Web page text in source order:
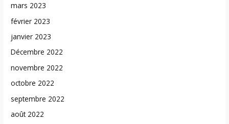
mars 2023
février 2023
janvier 2023
Décembre 2022
novembre 2022
octobre 2022
septembre 2022
août 2022